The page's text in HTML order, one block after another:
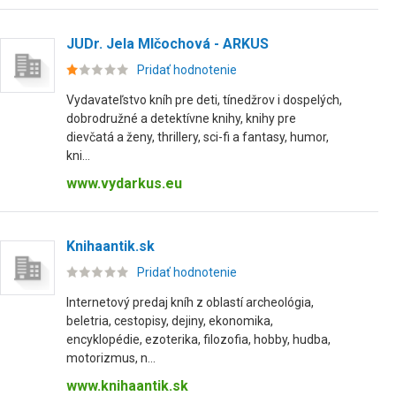
JUDr. Jela Mlčochová - ARKUS
Pridať hodnotenie
Vydavateľstvo kníh pre deti, tínedžrov i dospelých,
dobrodružné a detektívne knihy, knihy pre
dievčatá a ženy, thrillery, sci-fi a fantasy, humor,
kni...
www.vydarkus.eu
Knihaantik.sk
Pridať hodnotenie
Internetový predaj kníh z oblastí archeológia,
beletria, cestopisy, dejiny, ekonomika,
encyklopédie, ezoterika, filozofia, hobby, hudba,
motorizmus, n...
www.knihaantik.sk